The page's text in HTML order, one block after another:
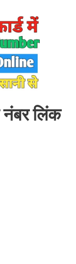
नंबर लिंक